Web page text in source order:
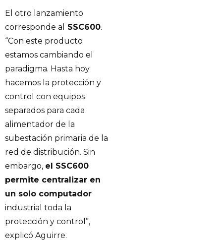
El otro lanzamiento
corresponde al
SSC600.
“Con este producto
estamos cambiando el
paradigma. Hasta hoy
hacemos la protección y
control con equipos
separados para cada
alimentador de la
subestación primaria de la
red de distribución. Sin
embargo, el SSC600
permite centralizar en
un solo computador
industrial toda la
protección y control”,
explicó Aguirre.